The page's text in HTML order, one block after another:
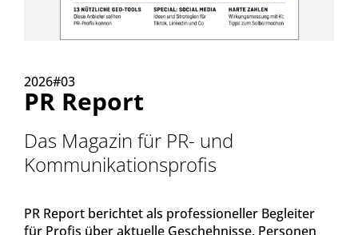
2026#03
PR Report
Das Magazin für PR- und
Kommunikationsprofis
PR Report berichtet als professioneller Begleiter
für Profis über aktuelle Geschehnisse, Personen